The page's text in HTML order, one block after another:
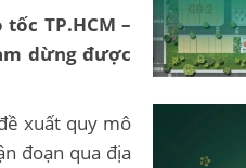
TP.HCM –
dừng được
xuất quy mô
đoạn qua địa